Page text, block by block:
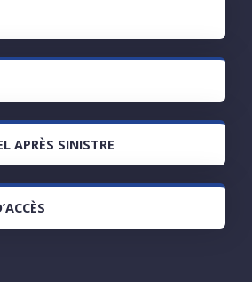
APRÈS SINISTRE